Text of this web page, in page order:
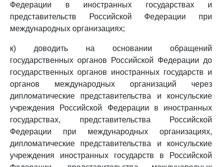
Федерации в иностранных государствах и
представительств Российской Федерации при
международных организациях;
к) доводить на основании обращений
государственных органов Российской Федерации до
государственных органов иностранных государств и
органов международных организаций через
дипломатические представительства и консульские
учреждения Российской Федерации в иностранных
государствах, представительства Российской
Федерации при международных организациях,
дипломатические представительства и консульские
учреждения иностранных государств в Российской